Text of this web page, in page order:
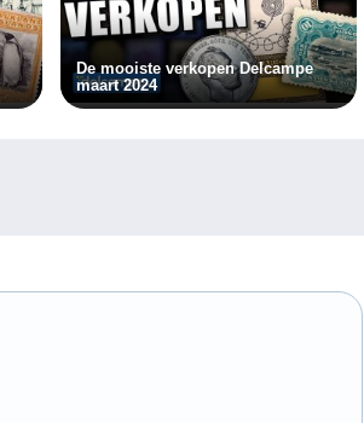
De mooiste verkopen Delcampe
maart 2024